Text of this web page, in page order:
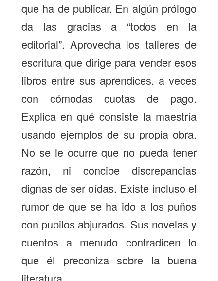
que ha de publicar. En algún prólogo
da las gracias a “todos en la
editorial”. Aprovecha los talleres de
escritura que dirige para vender esos
libros entre sus aprendices, a veces
con cómodas cuotas de pago.
Explica en qué consiste la maestría
usando ejemplos de su propia obra.
No se le ocurre que no pueda tener
razón, ni concibe discrepancias
dignas de ser oídas. Existe incluso el
rumor de que se ha ido a los puños
con pupilos abjurados. Sus novelas y
cuentos a menudo contradicen lo
que él preconiza sobre la buena
literatura.